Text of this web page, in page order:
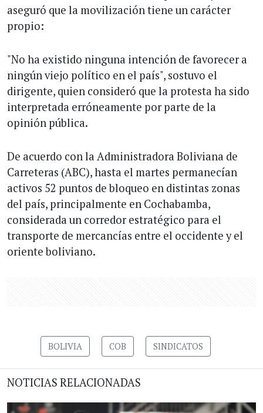
aseguró que la movilización tiene un carácter
propio:
"No ha existido ninguna intención de favorecer a
ningún viejo político en el país", sostuvo el
dirigente, quien consideró que la protesta ha sido
interpretada erróneamente por parte de la
opinión pública.
De acuerdo con la Administradora Boliviana de
Carreteras (ABC), hasta el martes permanecían
activos 52 puntos de bloqueo en distintas zonas
del país, principalmente en Cochabamba,
considerada un corredor estratégico para el
transporte de mercancías entre el occidente y el
oriente boliviano.
BOLIVIA COB SINDICATOS
NOTICIAS RELACIONADAS